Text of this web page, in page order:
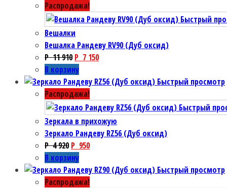
Распродажа!
Быстрый
Вешалки
Вешалка Рандеву RV90 (Дуб оксид)
P11 910 P 7 150
В корзину
Быстрый просмотр
Распродажа!
Быстрый
Зеркала в прихожую
Зеркало Рандеву RZ56 (Дуб оксид)
P4 920 P 950
В корзину
Быстрый просмотр
Распродажа!